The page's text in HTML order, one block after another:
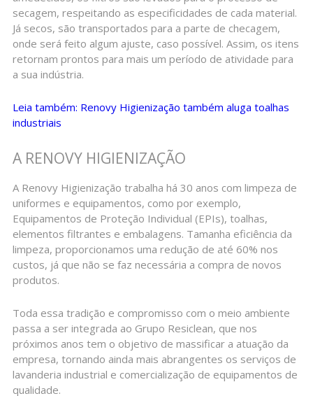
secagem, respeitando as especificidades de cada material.
Já secos, são transportados para a parte de checagem,
onde será feito algum ajuste, caso possível. Assim, os itens
retornam prontos para mais um período de atividade para
a sua indústria.
Leia também: Renovy Higienização também aluga toalhas
industriais
A RENOVY HIGIENIZAÇÃO
A Renovy Higienização trabalha há 30 anos com limpeza de
uniformes e equipamentos, como por exemplo,
Equipamentos de Proteção Individual (EPIs), toalhas,
elementos filtrantes e embalagens. Tamanha eficiência da
limpeza, proporcionamos uma redução de até 60% nos
custos, já que não se faz necessária a compra de novos
produtos.
Toda essa tradição e compromisso com o meio ambiente
passa a ser integrada ao Grupo Resiclean, que nos
próximos anos tem o objetivo de massificar a atuação da
empresa, tornando ainda mais abrangentes os serviços de
lavanderia industrial e comercialização de equipamentos de
qualidade.